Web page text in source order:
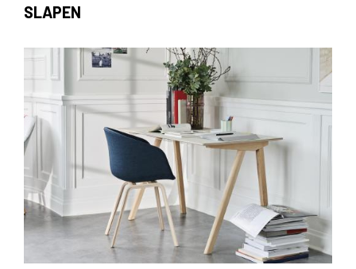
SLAPEN